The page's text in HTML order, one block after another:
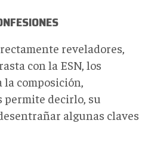
reveladores,
con la ESN, los
composición,
permite decirlo, su
algunas claves